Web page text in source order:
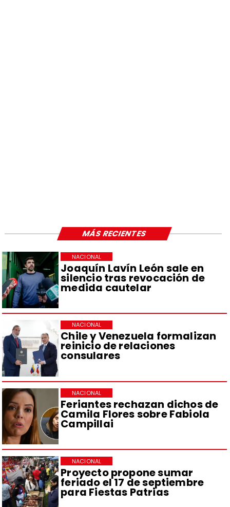
Joaquín Lavín León sale en
silencio tras revocación de
medida cautelar
NACIONAL
Chile y Venezuela formalizan
reinicio de relaciones
consulares
NACIONAL
Feriantes rechazan dichos de
Camila Flores sobre Fabiola
Campillai
NACIONAL
Proyecto propone sumar
feriado el 17 de septiembre
para Fiestas Patrias
NACIONAL
MÁS RECIENTES